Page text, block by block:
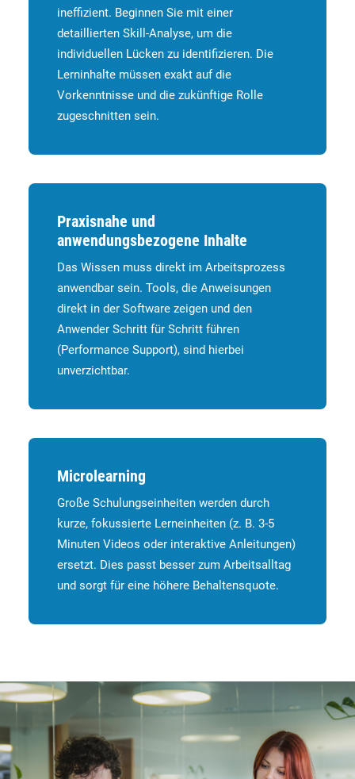
ineffizient. Beginnen Sie mit einer
detaillierten Skill-Analyse, um die
individuellen Lücken zu identifizieren. Die
Lerninhalte müssen exakt auf die
Vorkenntnisse und die zukünftige Rolle
zugeschnitten sein.
Praxisnahe und
anwendungsbezogene Inhalte
Das Wissen muss direkt im Arbeitsprozess
anwendbar sein. Tools, die Anweisungen
direkt in der Software zeigen und den
Anwender Schritt für Schritt führen
(Performance Support), sind hierbei
unverzichtbar.
Microlearning
Große Schulungseinheiten werden durch
kurze, fokussierte Lerneinheiten (z. B. 3-5
Minuten Videos oder interaktive Anleitungen)
ersetzt. Dies passt besser zum Arbeitsalltag
und sorgt für eine höhere Behaltensquote.